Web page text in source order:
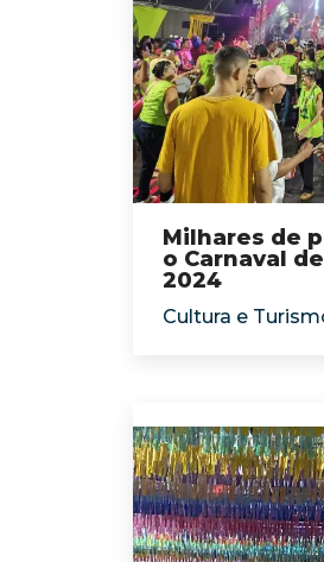
Milhares de
o Carnaval
2024
Cultura e